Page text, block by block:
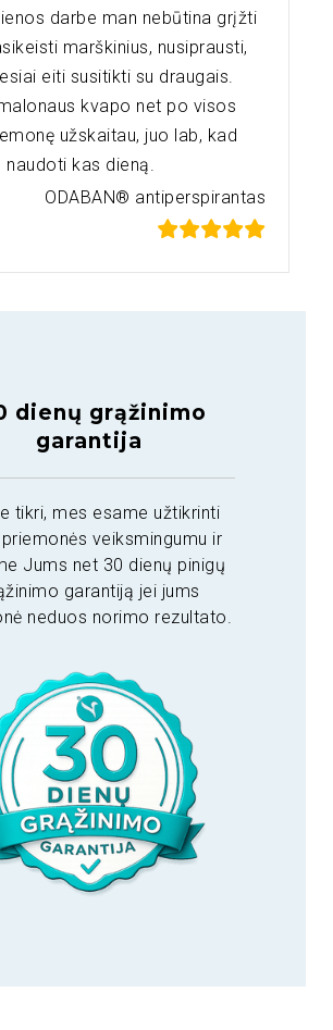
darbe man nebūtina grįžti
marškinius, nusiprausti,
eiti susitikti su draugais.
kvapo net po visos
užskaitau, juo lab, kad
naudoti kas dieną.
ODABAN® antiperspirantas
dienų grąžinimo
garantija
tikri, mes esame užtikrinti
veiksmingumu ir
Jums net 30 dienų pinigų
garantiją jei jums
neduos norimo rezultato.